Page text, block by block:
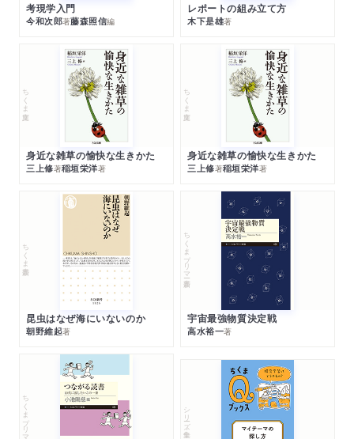
考現学入門
今和次郎著藤森照信編
レポートの組み立て方
木下是雄著
ちくま文庫
身近な雑草の愉快な生きかた
三上修著稲垣栄洋著
ちくま文庫
身近な雑草の愉快な生きかた
三上修著稲垣栄洋著
ちくま新書
昆虫はなぜ海にいないのか
朝野維起著
ちくまプリマー新書
宇宙最強物質決定戦
高水裕一著
ちくまプリマー新書 シリーズ・全集